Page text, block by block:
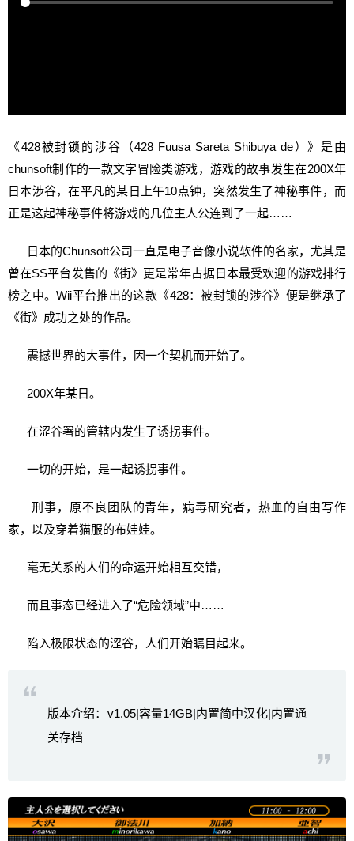
《428被封锁的涉谷（428 Fuusa Sareta Shibuya de）》是由
chunsoft制作的一款文字冒险类游戏，游戏的故事发生在200X年
日本涉谷，在平凡的某日上午10点钟，突然发生了神秘事件，而
正是这起神秘事件将游戏的几位主人公连到了一起……
日本的Chunsoft公司一直是电子音像小说软件的名家，尤其是
曾在SS平台发售的《街》更是常年占据日本最受欢迎的游戏排行
榜之中。Wii平台推出的这款《428：被封锁的涉谷》便是继承了
《街》成功之处的作品。
震撼世界的大事件，因一个契机而开始了。
200X年某日。
在涩谷署的管辖内发生了诱拐事件。
一切的开始，是一起诱拐事件。
刑事，原不良团队的青年，病毒研究者，热血的自由写作
家，以及穿着猫服的布娃娃。
毫无关系的人们的命运开始相互交错，
而且事态已经进入了“危险领域”中……
陷入极限状态的涩谷，人们开始瞩目起来。
版本介绍：v1.05|容量14GB|内置简中汉化|内置通
关存档